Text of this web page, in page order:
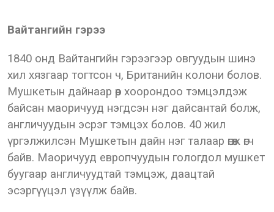
Вайтангийн гэрээ
1840 онд Вайтангийн гэрээгээр овгуудын шинэ
хил хязгаар тогтсон ч, Британийн колони болов.
Мушкетын дайнаар өөр хоорондоо тэмцэлдэж
байсан маоричууд нэгдсэн нэг дайсантай болж,
англичуудын эсрэг тэмцэх болов. 40 жил
үргэлжилсэн Мушкетын дайн нэг талаар өгөөж өгч
байв. Маоричууд европчуудын гологдол мушкет
буугаар англичуудтай тэмцэж, даацтай
эсэргүүцэл үзүүлж байв.